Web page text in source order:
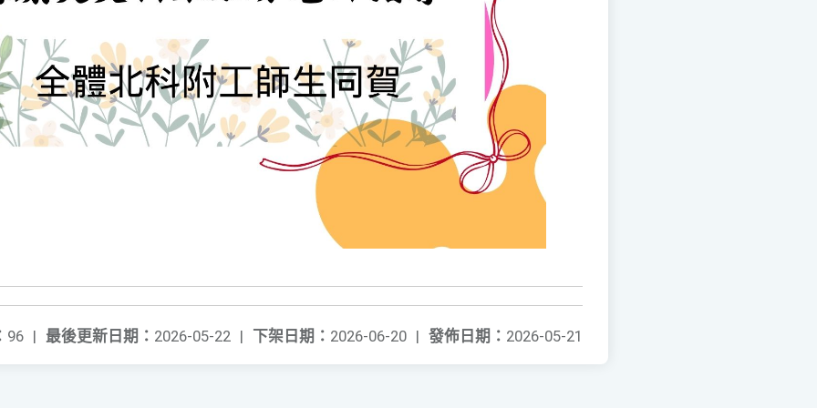
發佈日期： 2026-05-21
下架日期： 2026-06-20 |
最後更新日期： 2026-05-22 |
96 |